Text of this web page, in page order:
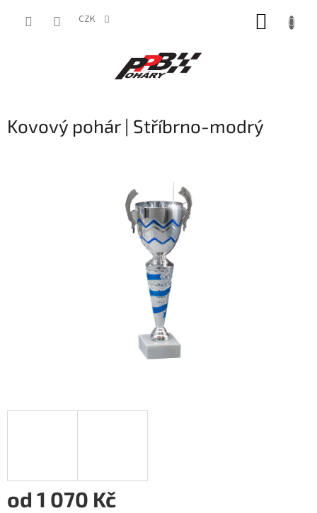
CZK
Kovový pohár | Stříbrno-modrý
od 1 070 Kč